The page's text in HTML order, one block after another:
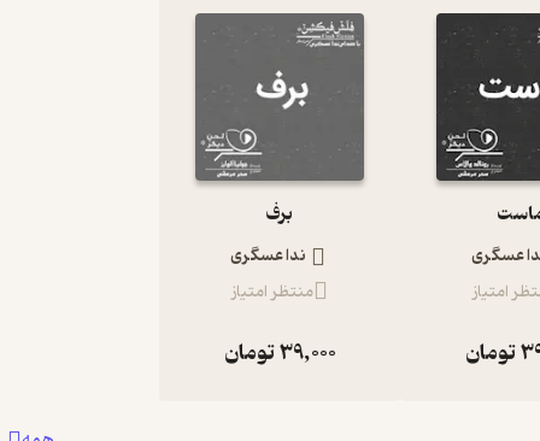
عسگری
امتیاز
تومان
برف
ندا عسگری
منتظر امتیاز
39,000تومان